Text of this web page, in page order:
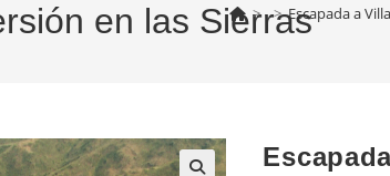
en las Sierras
> > Escapada a